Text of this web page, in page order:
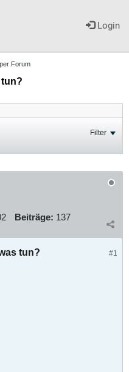
Login
Forum
tun?
Filter
Beiträge: 137
#1
tun?